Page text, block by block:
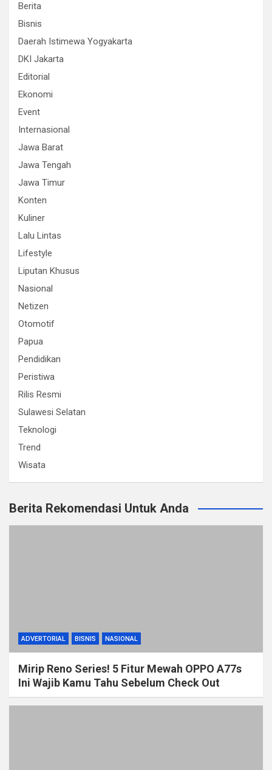
Berita
Bisnis
Daerah Istimewa Yogyakarta
DKI Jakarta
Editorial
Ekonomi
Event
Internasional
Jawa Barat
Jawa Tengah
Jawa Timur
Konten
Kuliner
Lalu Lintas
Lifestyle
Liputan Khusus
Nasional
Netizen
Otomotif
Papua
Pendidikan
Peristiwa
Rilis Resmi
Sulawesi Selatan
Teknologi
Trend
Wisata
Berita Rekomendasi Untuk Anda
ADVERTORIAL BISNIS NASIONAL
Mirip Reno Series! 5 Fitur Mewah OPPO A77s
Ini Wajib Kamu Tahu Sebelum Check Out